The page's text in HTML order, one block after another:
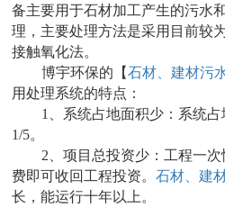
备主要用于石材加工产生的污水
理，主要处理方法是采用目前较
接触氧化法。
博宇环保的【石材、建材污
用处理系统的特点：
1、系统占地面积少：系统
1/5。
2、项目总投资少：工程一
费即可收回工程投资。石材、建
长，能运行十年以上。